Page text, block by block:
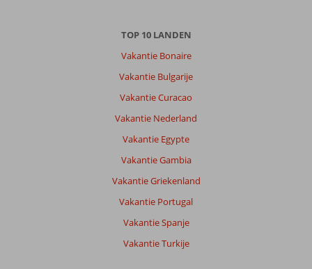
TOP 10 LANDEN
Vakantie Bonaire
Vakantie Bulgarije
Vakantie Curacao
Vakantie Nederland
Vakantie Egypte
Vakantie Gambia
Vakantie Griekenland
Vakantie Portugal
Vakantie Spanje
Vakantie Turkije